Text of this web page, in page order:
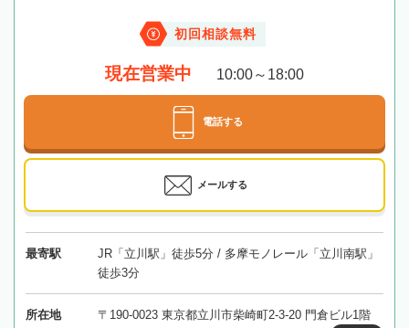
初回相談無料
現在営業中 10:00～18:00
電話する
メールする
最寄駅
JR「立川駅」徒歩5分 / 多摩モノレール「立川南駅」
徒歩3分
所在地 〒190-0023 東京都立川市柴崎町2-3-20 門倉ビル1階